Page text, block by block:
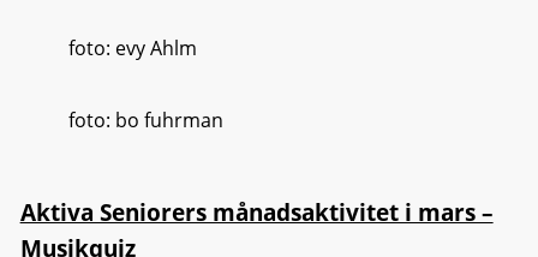
foto: evy Ahlm
foto: bo fuhrman
Aktiva Seniorers månadsaktivitet i mars –
Musikquiz